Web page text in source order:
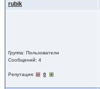
rubik
Группа: Пользователи
Сообщений: 4
Репутация: 0